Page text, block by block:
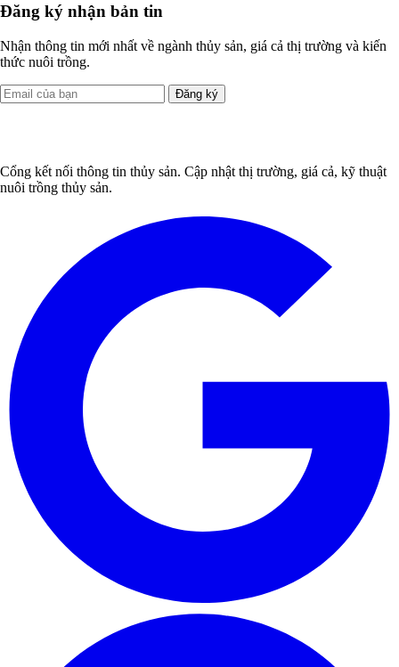
Đăng ký nhận bản tin
Nhận thông tin mới nhất về ngành thủy sản, giá cả thị trường và kiến
thức nuôi trồng.
Đăng ký
Cổng kết nối thông tin thủy sản. Cập nhật thị trường, giá cả, kỹ thuật
nuôi trồng thủy sản.